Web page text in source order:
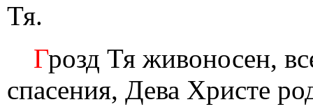
Тя.
Грозд Тя живоносен,
спасения, Дева Христе